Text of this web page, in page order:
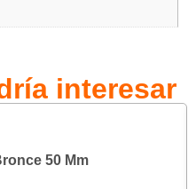
interesar
50 Mm